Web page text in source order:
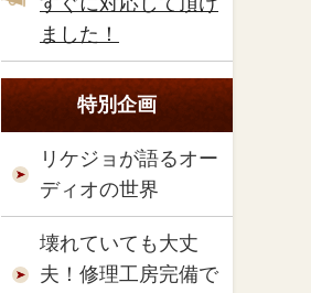
ました！
特別企画
リケジョが語るオー
ディオの世界
壊れていても大丈
夫！修理工房完備で